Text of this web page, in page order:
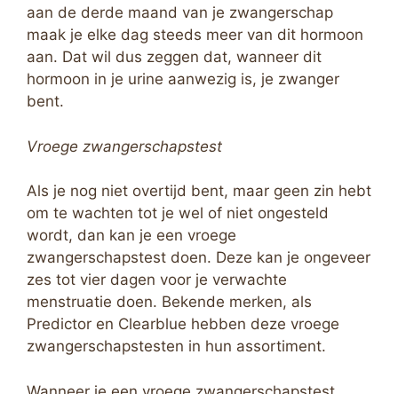
aan de derde maand van je zwangerschap
maak je elke dag steeds meer van dit hormoon
aan. Dat wil dus zeggen dat, wanneer dit
hormoon in je urine aanwezig is, je zwanger
bent.
Vroege zwangerschapstest
Als je nog niet overtijd bent, maar geen zin hebt
om te wachten tot je wel of niet ongesteld
wordt, dan kan je een vroege
zwangerschapstest doen. Deze kan je ongeveer
zes tot vier dagen voor je verwachte
menstruatie doen. Bekende merken, als
Predictor en Clearblue hebben deze vroege
zwangerschapstesten in hun assortiment.